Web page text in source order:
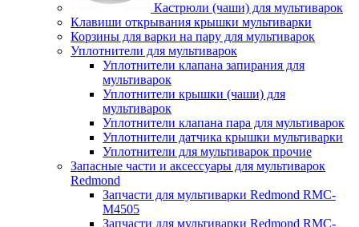
Кастрюли (чаши) для мультиварок
Клавиши открывания крышки мультиварки
Корзины для варки на пару для мультиварок
Уплотнители для мультиварок
Уплотнители клапана запирания для
мультиварок
Уплотнители крышки (чаши) для
мультиварок
Уплотнители клапана пара для мультиварок
Уплотнители датчика крышки мультиварки
Уплотнители для мультиварок прочие
Запасные части и аксессуары для мультиварок
Redmond
Запчасти для мультиварки Redmond RMC-
M4505
Запчасти для мультиварки Redmond RMC-